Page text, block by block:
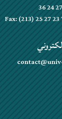
Fax: (213) 25 27